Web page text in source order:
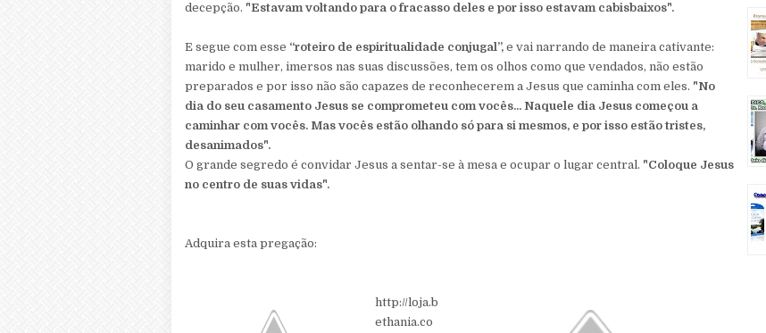
decepção. "Estavam voltando para o fracasso deles e por isso estavam cabisbaixos".
E segue com esse “roteiro de espiritualidade conjugal”, e vai narrando de maneira cativante:
marido e mulher, imersos nas suas discussões, tem os olhos como que vendados, não estão
preparados e por isso não são capazes de reconhecerem a Jesus que caminha com eles. "No
dia do seu casamento Jesus se comprometeu com vocês... Naquele dia Jesus começou a
caminhar com vocês. Mas vocês estão olhando só para si mesmos, e por isso estão tristes,
desanimados".
O grande segredo é convidar Jesus a sentar-se à mesa e ocupar o lugar central. "Coloque Jesus
no centro de suas vidas".
Adquira esta pregação:
http://loja.b
ethania.co